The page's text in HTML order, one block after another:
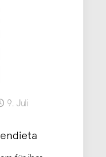
9. Juli